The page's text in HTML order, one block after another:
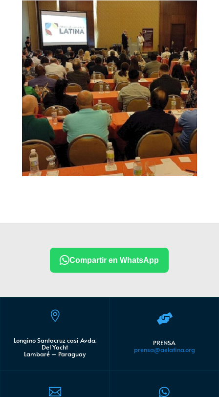
Compartir en WhatsApp

Longino Santacruz casi Avda.
Del Yacht
Lambaré – Paraguay


PRENSA
prensa@aelatina.org
